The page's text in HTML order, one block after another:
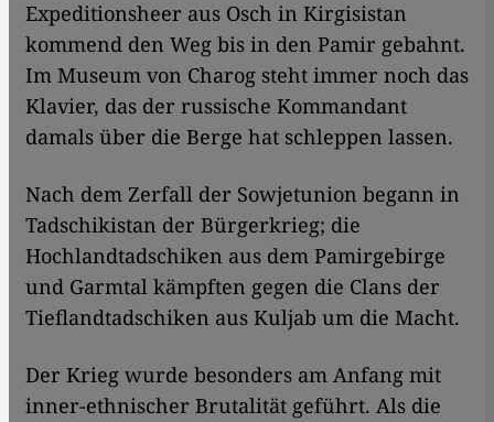
Expeditionsheer aus Osch in Kirgisistan
kommend den Weg bis in den Pamir gebahnt.
Im Museum von Charog steht immer noch das
Klavier, das der russische Kommandant
damals über die Berge hat schleppen lassen.
Nach dem Zerfall der Sowjetunion begann in
Tadschikistan der Bürgerkrieg; die
Hochlandtadschiken aus dem Pamirgebirge
und Garmtal kämpften gegen die Clans der
Tieflandtadschiken aus Kuljab um die Macht.
Der Krieg wurde besonders am Anfang mit
inner-ethnischer Brutalität geführt. Als die